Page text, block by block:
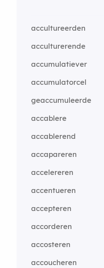
accultureerden
acculturerende
accumulatiever
accumulatorcel
geaccumuleerde
accablere
accablerend
accapareren
accelereren
accentueren
accepteren
accorderen
accosteren
accoucheren